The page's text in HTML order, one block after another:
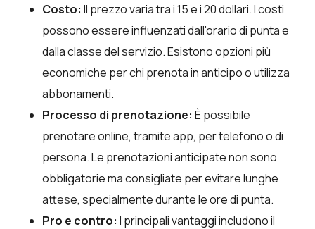
Costo: Il prezzo varia tra i 15 e i 20 dollari. I costi
possono essere influenzati dall'orario di punta e
dalla classe del servizio. Esistono opzioni più
economiche per chi prenota in anticipo o utilizza
abbonamenti.
Processo di prenotazione: È possibile
prenotare online, tramite app, per telefono o di
persona. Le prenotazioni anticipate non sono
obbligatorie ma consigliate per evitare lunghe
attese, specialmente durante le ore di punta.
Pro e contro: I principali vantaggi includono il